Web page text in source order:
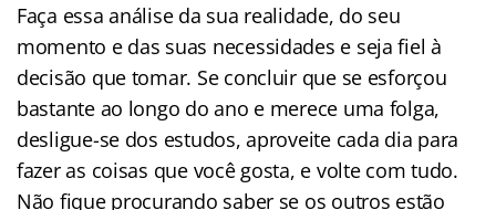
Faça essa análise da sua realidade, do seu
momento e das suas necessidades e seja fiel à
decisão que tomar. Se concluir que se esforçou
bastante ao longo do ano e merece uma folga,
desligue-se dos estudos, aproveite cada dia para
fazer as coisas que você gosta, e volte com tudo.
Não fique procurando saber se os outros estão